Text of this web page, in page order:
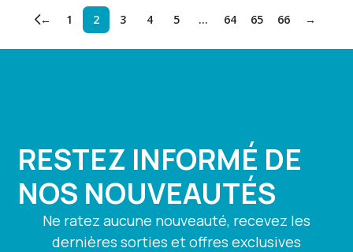
← 1 2 3 4 5 … 64 65 66 →
RESTEZ INFORMÉ DE
NOS NOUVEAUTÉS
Ne ratez aucune nouveauté, recevez les
dernières sorties et offres exclusives